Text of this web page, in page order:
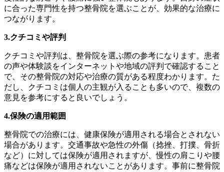
に合った専門性を持つ整骨院を選ぶことが、効果的な治療に
つながります。
3.クチコミや評判
クチコミや評判は、整骨院を選ぶ際の参考になります。患者
の声や体験談をインターネットや地域の評判で確認すること
で、その整骨院の対応や治療の質がある程度わかります。た
だし、クチコミは個人の主観が入ることも多いので、複数の
意見を参考にすると良いでしょう。
4.保険の適用範囲
整骨院での治療には、健康保険が適用される場合とされない
場合があります。交通事故や急性の外傷（捻挫、打撲、骨折
など）に対しては保険が適用されますが、慢性の肩こりや腰
痛などは保険が適用されないことがあります。事前に整骨院